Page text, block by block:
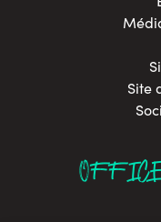
Site